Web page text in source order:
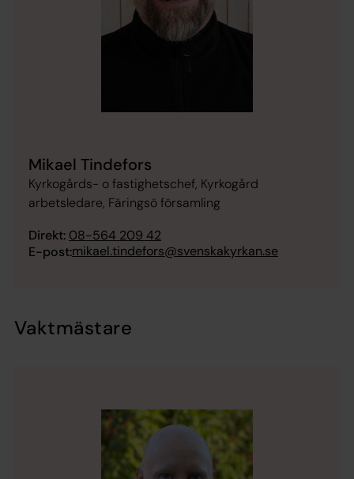
Mikael Tindefors
Kyrkogårds- o fastighetschef, Kyrkogård
arbetsledare, Färingsö församling
Direkt: 08-564 209 42
E-post:mikael.tindefors@svenskakyrkan.se
Vaktmästare